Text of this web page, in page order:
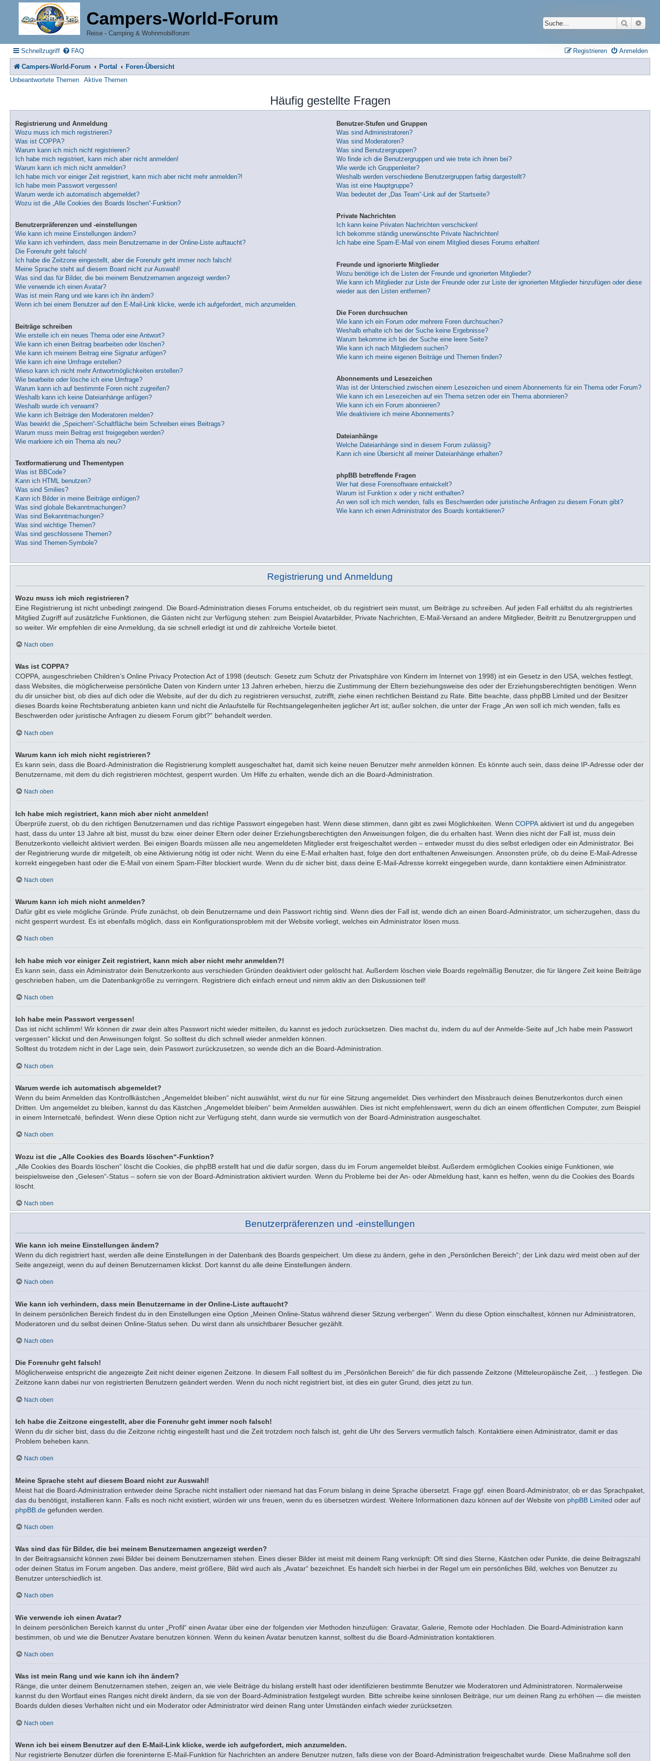
Campers-World-Forum
Reise - Camping & Wohnmobilforum
Suche
Schnellzugriff FAQ Anmelden
Registrieren
Campers-World-Forum Portal
Foren-Übersicht
Unbeantwortete Themen
Aktive Themen
Häufig gestellte Fragen
Registrierung und Anmeldung
Wozu muss ich mich registrieren?
Was ist COPPA?
Warum kann ich mich nicht registrieren?
Ich habe mich registriert, kann mich aber nicht anmelden!
Warum kann ich mich nicht anmelden?
Ich habe mich vor einiger Zeit registriert, kann mich aber nicht mehr anmelden?!
Ich habe mein Passwort vergessen!
Warum werde ich automatisch abgemeldet?
Wozu ist die „Alle Cookies des Boards löschen“-Funktion?
Benutzerpräferenzen und -einstellungen
Wie kann ich meine Einstellungen ändern?
Wie kann ich verhindern, dass mein Benutzername in der Online-Liste auftaucht?
Die Forenuhr geht falsch!
Ich habe die Zeitzone eingestellt, aber die Forenuhr geht immer noch falsch!
Meine Sprache steht auf diesem Board nicht zur Auswahl!
Was sind das für Bilder, die bei meinem Benutzernamen angezeigt werden?
Wie verwende ich einen Avatar?
Was ist mein Rang und wie kann ich ihn ändern?
Wenn ich bei einem Benutzer auf den E-Mail-Link klicke, werde ich aufgefordert, mich anzumelden.
Beiträge schreiben
Wie erstelle ich ein neues Thema oder eine Antwort?
Wie kann ich einen Beitrag bearbeiten oder löschen?
Wie kann ich meinem Beitrag eine Signatur anfügen?
Wie kann ich eine Umfrage erstellen?
Wieso kann ich nicht mehr Antwortmöglichkeiten erstellen?
Wie bearbeite oder lösche ich eine Umfrage?
Warum kann ich auf bestimmte Foren nicht zugreifen?
Weshalb kann ich keine Dateianhänge anfügen?
Weshalb wurde ich verwarnt?
Wie kann ich Beiträge den Moderatoren melden?
Was bewirkt die „Speichern“-Schaltfläche beim Schreiben eines Beitrags?
Warum muss mein Beitrag erst freigegeben werden?
Wie markiere ich ein Thema als neu?
Textformatierung und Thementypen
Was ist BBCode?
Kann ich HTML benutzen?
Was sind Smilies?
Kann ich Bilder in meine Beiträge einfügen?
Was sind globale Bekanntmachungen?
Was sind Bekanntmachungen?
Was sind wichtige Themen?
Was sind geschlossene Themen?
Was sind Themen-Symbole?
Benutzer-Stufen und Gruppen
Was sind Administratoren?
Was sind Moderatoren?
Was sind Benutzergruppen?
Wo finde ich die Benutzergruppen und wie trete ich ihnen bei?
Wie werde ich Gruppenleiter?
Weshalb werden verschiedene Benutzergruppen farbig dargestellt?
Was ist eine Hauptgruppe?
Was bedeutet der „Das Team“-Link auf der Startseite?
Private Nachrichten
Ich kann keine Privaten Nachrichten verschicken!
Ich bekomme ständig unerwünschte Private Nachrichten!
Ich habe eine Spam-E-Mail von einem Mitglied dieses Forums erhalten!
Freunde und ignorierte Mitglieder
Wozu benötige ich die Listen der Freunde und ignorierten Mitglieder?
Wie kann ich Mitglieder zur Liste der Freunde oder zur Liste der ignorierten Mitglieder hinzufügen oder diese
wieder aus den Listen entfernen?
Die Foren durchsuchen
Wie kann ich ein Forum oder mehrere Foren durchsuchen?
Weshalb erhalte ich bei der Suche keine Ergebnisse?
Warum bekomme ich bei der Suche eine leere Seite?
Wie kann ich nach Mitgliedern suchen?
Wie kann ich meine eigenen Beiträge und Themen finden?
Abonnements und Lesezeichen
Was ist der Unterschied zwischen einem Lesezeichen und einem Abonnements für ein Thema oder Forum?
Wie kann ich ein Lesezeichen auf ein Thema setzen oder ein Thema abonnieren?
Wie kann ich ein Forum abonnieren?
Wie deaktiviere ich meine Abonnements?
Dateianhänge
Welche Dateianhänge sind in diesem Forum zulässig?
Kann ich eine Übersicht all meiner Dateianhänge erhalten?
phpBB betreffende Fragen
Wer hat diese Forensoftware entwickelt?
Warum ist Funktion x oder y nicht enthalten?
An wen soll ich mich wenden, falls es Beschwerden oder juristische Anfragen zu diesem Forum gibt?
Wie kann ich einen Administrator des Boards kontaktieren?
Registrierung und Anmeldung
Wozu muss ich mich registrieren?
Eine Registrierung ist nicht unbedingt zwingend. Die Board-Administration dieses Forums entscheidet, ob du registriert sein musst, um Beiträge zu schreiben. Auf jeden Fall erhältst du als registriertes
Mitglied Zugriff auf zusätzliche Funktionen, die Gästen nicht zur Verfügung stehen: zum Beispiel Avatarbilder, Private Nachrichten, E-Mail-Versand an andere Mitglieder, Beitritt zu Benutzergruppen und
so weiter. Wir empfehlen dir eine Anmeldung, da sie schnell erledigt ist und dir zahlreiche Vorteile bietet.
Nach oben
Was ist COPPA?
COPPA, ausgeschrieben Children’s Online Privacy Protection Act of 1998 (deutsch: Gesetz zum Schutz der Privatsphäre von Kindern im Internet von 1998) ist ein Gesetz in den USA, welches festlegt,
dass Websites, die möglicherweise persönliche Daten von Kindern unter 13 Jahren erheben, hierzu die Zustimmung der Eltern beziehungsweise des oder der Erziehungsberechtigten benötigen. Wenn
du dir unsicher bist, ob dies auf dich oder die Website, auf der du dich zu registrieren versuchst, zutrifft, ziehe einen rechtlichen Beistand zu Rate. Bitte beachte, dass phpBB Limited und der Besitzer
dieses Boards keine Rechtsberatung anbieten kann und nicht die Anlaufstelle für Rechtsangelegenheiten jeglicher Art ist; außer solchen, die unter der Frage „An wen soll ich mich wenden, falls es
Beschwerden oder juristische Anfragen zu diesem Forum gibt?“ behandelt werden.
Nach oben
Warum kann ich mich nicht registrieren?
Es kann sein, dass die Board-Administration die Registrierung komplett ausgeschaltet hat, damit sich keine neuen Benutzer mehr anmelden können. Es könnte auch sein, dass deine IP-Adresse oder der
Benutzername, mit dem du dich registrieren möchtest, gesperrt wurden. Um Hilfe zu erhalten, wende dich an die Board-Administration.
Nach oben
Ich habe mich registriert, kann mich aber nicht anmelden!
Überprüfe zuerst, ob du den richtigen Benutzernamen und das richtige Passwort eingegeben hast. Wenn diese stimmen, dann gibt es zwei Möglichkeiten. Wenn COPPA aktiviert ist und du angegeben
hast, dass du unter 13 Jahre alt bist, musst du bzw. einer deiner Eltern oder deiner Erziehungsberechtigten den Anweisungen folgen, die du erhalten hast. Wenn dies nicht der Fall ist, muss dein
Benutzerkonto vielleicht aktiviert werden. Bei einigen Boards müssen alle neu angemeldeten Mitglieder erst freigeschaltet werden – entweder musst du dies selbst erledigen oder ein Administrator. Bei
der Registrierung wurde dir mitgeteilt, ob eine Aktivierung nötig ist oder nicht. Wenn du eine E-Mail erhalten hast, folge den dort enthaltenen Anweisungen. Ansonsten prüfe, ob du deine E-Mail-Adresse
korrekt eingegeben hast oder die E-Mail von einem Spam-Filter blockiert wurde. Wenn du dir sicher bist, dass deine E-Mail-Adresse korrekt eingegeben wurde, dann kontaktiere einen Administrator.
Nach oben
Warum kann ich mich nicht anmelden?
Dafür gibt es viele mögliche Gründe. Prüfe zunächst, ob dein Benutzername und dein Passwort richtig sind. Wenn dies der Fall ist, wende dich an einen Board-Administrator, um sicherzugehen, dass du
nicht gesperrt wurdest. Es ist ebenfalls möglich, dass ein Konfigurationsproblem mit der Website vorliegt, welches ein Administrator lösen muss.
Nach oben
Ich habe mich vor einiger Zeit registriert, kann mich aber nicht mehr anmelden?!
Es kann sein, dass ein Administrator dein Benutzerkonto aus verschieden Gründen deaktiviert oder gelöscht hat. Außerdem löschen viele Boards regelmäßig Benutzer, die für längere Zeit keine Beiträge
geschrieben haben, um die Datenbankgröße zu verringern. Registriere dich einfach erneut und nimm aktiv an den Diskussionen teil!
Nach oben
Ich habe mein Passwort vergessen!
Das ist nicht schlimm! Wir können dir zwar dein altes Passwort nicht wieder mitteilen, du kannst es jedoch zurücksetzen. Dies machst du, indem du auf der Anmelde-Seite auf „Ich habe mein Passwort
vergessen“ klickst und den Anweisungen folgst. So solltest du dich schnell wieder anmelden können.
Solltest du trotzdem nicht in der Lage sein, dein Passwort zurückzusetzen, so wende dich an die Board-Administration.
Nach oben
Warum werde ich automatisch abgemeldet?
Wenn du beim Anmelden das Kontrollkästchen „Angemeldet bleiben“ nicht auswählst, wirst du nur für eine Sitzung angemeldet. Dies verhindert den Missbrauch deines Benutzerkontos durch einen
Dritten. Um angemeldet zu bleiben, kannst du das Kästchen „Angemeldet bleiben“ beim Anmelden auswählen. Dies ist nicht empfehlenswert, wenn du dich an einem öffentlichen Computer, zum Beispiel
in einem Internetcafé, befindest. Wenn diese Option nicht zur Verfügung steht, dann wurde sie vermutlich von der Board-Administration ausgeschaltet.
Nach oben
Wozu ist die „Alle Cookies des Boards löschen“-Funktion?
„Alle Cookies des Boards löschen“ löscht die Cookies, die phpBB erstellt hat und die dafür sorgen, dass du im Forum angemeldet bleibst. Außerdem ermöglichen Cookies einige Funktionen, wie
beispielsweise den „Gelesen“-Status – sofern sie von der Board-Administration aktiviert wurden. Wenn du Probleme bei der An- oder Abmeldung hast, kann es helfen, wenn du die Cookies des Boards
löscht.
Nach oben
Benutzerpräferenzen und -einstellungen
Wie kann ich meine Einstellungen ändern?
Wenn du dich registriert hast, werden alle deine Einstellungen in der Datenbank des Boards gespeichert. Um diese zu ändern, gehe in den „Persönlichen Bereich“; der Link dazu wird meist oben auf der
Seite angezeigt, wenn du auf deinen Benutzernamen klickst. Dort kannst du alle deine Einstellungen ändern.
Nach oben
Wie kann ich verhindern, dass mein Benutzername in der Online-Liste auftaucht?
In deinem persönlichen Bereich findest du in den Einstellungen eine Option „Meinen Online-Status während dieser Sitzung verbergen“. Wenn du diese Option einschaltest, können nur Administratoren,
Moderatoren und du selbst deinen Online-Status sehen. Du wirst dann als unsichtbarer Besucher gezählt.
Nach oben
Die Forenuhr geht falsch!
Möglicherweise entspricht die angezeigte Zeit nicht deiner eigenen Zeitzone. In diesem Fall solltest du im „Persönlichen Bereich“ die für dich passende Zeitzone (Mitteleuropäische Zeit, ...) festlegen. Die
Zeitzone kann dabei nur von registrierten Benutzern geändert werden. Wenn du noch nicht registriert bist, ist dies ein guter Grund, dies jetzt zu tun.
Nach oben
Ich habe die Zeitzone eingestellt, aber die Forenuhr geht immer noch falsch!
Wenn du dir sicher bist, dass du die Zeitzone richtig eingestellt hast und die Zeit trotzdem noch falsch ist, geht die Uhr des Servers vermutlich falsch. Kontaktiere einen Administrator, damit er das
Problem beheben kann.
Nach oben
Meine Sprache steht auf diesem Board nicht zur Auswahl!
Meist hat die Board-Administration entweder deine Sprache nicht installiert oder niemand hat das Forum bislang in deine Sprache übersetzt. Frage ggf. einen Board-Administrator, ob er das Sprachpaket,
das du benötigst, installieren kann. Falls es noch nicht existiert, würden wir uns freuen, wenn du es übersetzen würdest. Weitere Informationen dazu können auf der Website von phpBB Limited oder auf
phpBB.de gefunden werden.
Nach oben
Was sind das für Bilder, die bei meinem Benutzernamen angezeigt werden?
In der Beitragsansicht können zwei Bilder bei deinem Benutzernamen stehen. Eines dieser Bilder ist meist mit deinem Rang verknüpft: Oft sind dies Sterne, Kästchen oder Punkte, die deine Beitragszahl
oder deinen Status im Forum angeben. Das andere, meist größere, Bild wird auch als „Avatar“ bezeichnet. Es handelt sich hierbei in der Regel um ein persönliches Bild, welches von Benutzer zu
Benutzer unterschiedlich ist.
Nach oben
Wie verwende ich einen Avatar?
In deinem persönlichen Bereich kannst du unter „Profil“ einen Avatar über eine der folgenden vier Methoden hinzufügen: Gravatar, Galerie, Remote oder Hochladen. Die Board-Administration kann
bestimmen, ob und wie die Benutzer Avatare benutzen können. Wenn du keinen Avatar benutzen kannst, solltest du die Board-Administration kontaktieren.
Nach oben
Was ist mein Rang und wie kann ich ihn ändern?
Ränge, die unter deinem Benutzernamen stehen, zeigen an, wie viele Beiträge du bislang erstellt hast oder identifizieren bestimmte Benutzer wie Moderatoren und Administratoren. Normalerweise
kannst du den Wortlaut eines Ranges nicht direkt ändern, da sie von der Board-Administration festgelegt wurden. Bitte schreibe keine sinnlosen Beiträge, nur um deinen Rang zu erhöhen — die meisten
Boards dulden dieses Verhalten nicht und ein Moderator oder Administrator wird deinen Rang unter Umständen einfach wieder zurücksetzen.
Nach oben
Wenn ich bei einem Benutzer auf den E-Mail-Link klicke, werde ich aufgefordert, mich anzumelden.
Nur registrierte Benutzer dürfen die foreninterne E-Mail-Funktion für Nachrichten an andere Benutzer nutzen, falls diese von der Board-Administration freigeschaltet wurde. Diese Maßnahme soll den